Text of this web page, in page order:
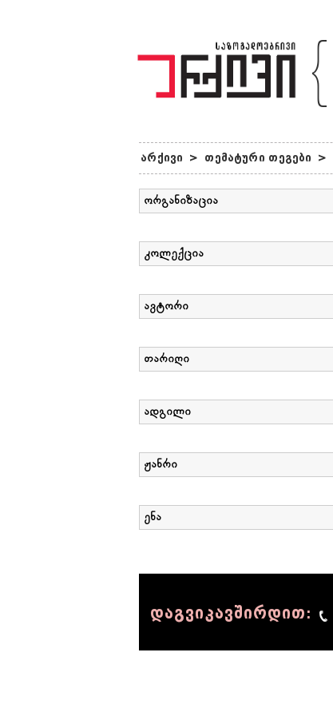
{
არქივი > თემატური თეგები >
ორგანიზაცია
კოლექცია
ავტორი
თარიღი
ადგილი
ჟანრი
ენა
დაგვიკავშირდით: